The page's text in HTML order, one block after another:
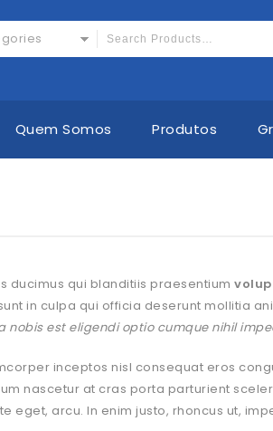
Quem Somos Produtos
ducimus qui blanditiis praesentium
in culpa qui officia deserunt mollitia
est eligendi optio cumque nihil
inceptos nisl consequat eros
nascetur at cras porta parturient
eget, arcu. In enim justo, rhoncus ut,